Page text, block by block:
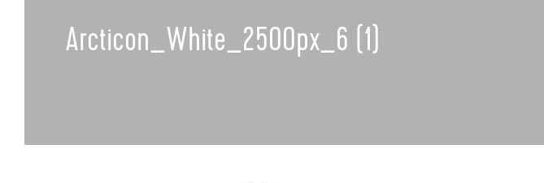
Arcticon_White_2500px_6 (1)